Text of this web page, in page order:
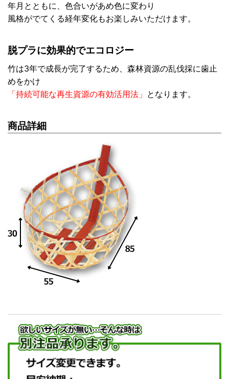
年月とともに、色合いがあめ色に変わり
風格がでてくる経年変化もお楽しみいただけます。
脱プラに効果的でエコロジー
竹は3年で成長が完了するため、森林資源の乱伐採に歯止
めをかけ
「持続可能な再生資源の有効活用法」 となります。
商品詳細